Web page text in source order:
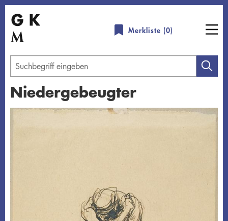
Direkt
zum
Inhalt
Merkliste (0)
Geben
Sie
einen
Suchbegriff
Niedergebeugter